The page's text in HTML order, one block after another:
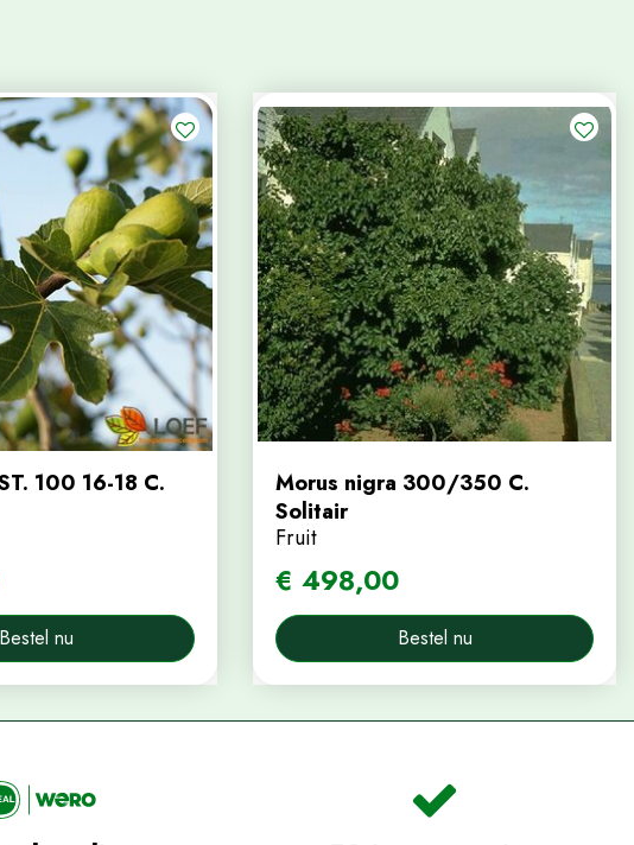
100 16-18 C.
Bestel nu
Morus nigra 300/350 C.
Solitair
Fruit
€ 498,00
Bestel nu